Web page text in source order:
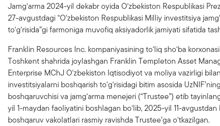
Jamg‘arma 2024-yil dekabr oyida O‘zbekiston Respublikasi
27-avgustdagi “O‘zbekiston Respublikasi Milliy investitsiya
to‘g‘risida”gi farmoniga muvofiq aksiyadorlik jamiyati sifatida
Franklin Resources Inc. kompaniyasining to‘liq sho‘ba
Toshkent shahrida joylashgan Franklin Templeton Asset
Enterprise MChJ O‘zbekiston Iqtisodiyot va moliya vazirligi
investitsiyalarni boshqarish to‘g‘risidagi bitim asosida
boshqaruvchisi va jamg‘arma menejeri (“Trustee”) etib
yil 1-maydan faoliyatini boshlagan bo‘lib, 2025-yil 11-
boshqaruv vakolatlari rasmiy ravishda Trustee’ga o‘tkazilgan.